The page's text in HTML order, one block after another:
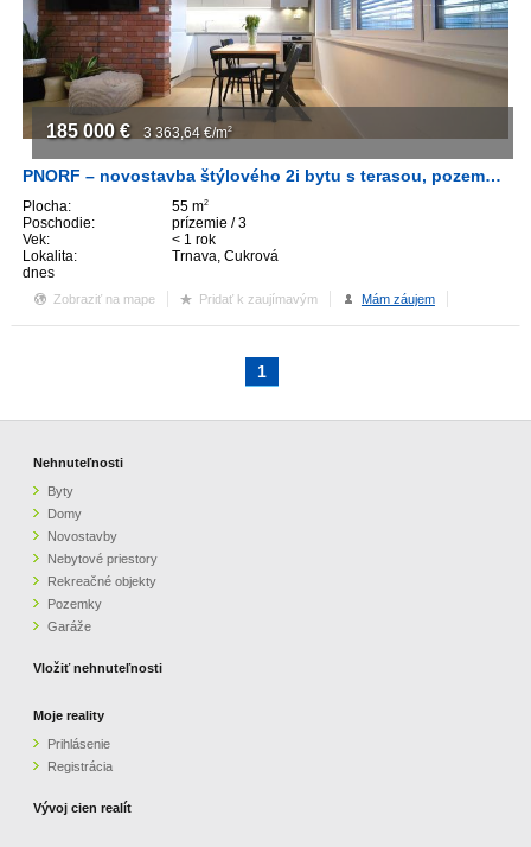
PNORF – novostavba štýlového 2i bytu s terasou, pozemkom 48 m2, parkovaním, ul. J. Adamca
Plocha: 55 m2
Poschodie:
prízemie / 3
Vek:
< 1 rok
Lokalita:
Trnava, Cukrová
dnes
185 000 € 3 363,64 €/m2
Zobraziť na mape Pridať k zaujímavým Mám záujem
1
Nehnuteľnosti
Byty
Domy
Novostavby
Nebytové priestory
Rekreačné objekty
Pozemky
Garáže
Vložiť nehnuteľnosti
Moje reality
Prihlásenie
Registrácia
Vývoj cien realít